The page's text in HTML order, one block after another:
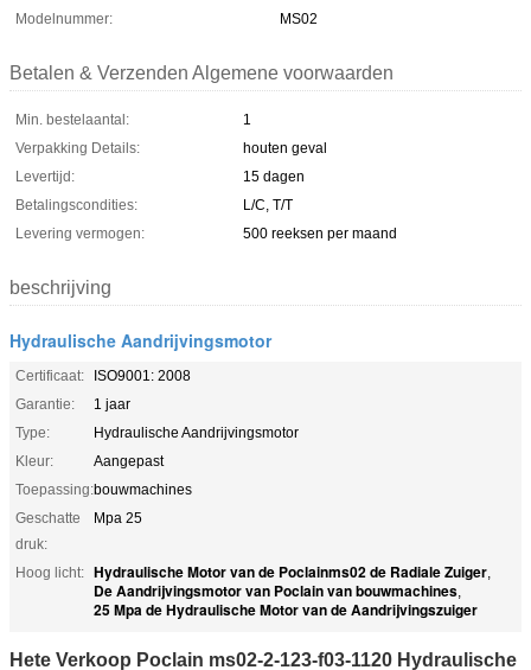
Modelnummer:
MS02
Betalen & Verzenden Algemene voorwaarden
Min. bestelaantal:
1
Verpakking Details:
houten geval
Levertijd:
15 dagen
Betalingscondities:
L/C, T/T
Levering vermogen:
500 reeksen per maand
beschrijving
Hydraulische Aandrijvingsmotor
Certificaat:
ISO9001: 2008
Garantie:
1 jaar
Type:
Hydraulische Aandrijvingsmotor
Kleur:
Aangepast
Toepassing:bouwmachines
Geschatte
druk:
Mpa 25
Hoog licht: Hydraulische Motor van de Poclainms02 de Radiale Zuiger,
De Aandrijvingsmotor van Poclain van bouwmachines,
25 Mpa de Hydraulische Motor van de Aandrijvingszuiger
Hete Verkoop Poclain ms02-2-123-f03-1120 Hydraulische